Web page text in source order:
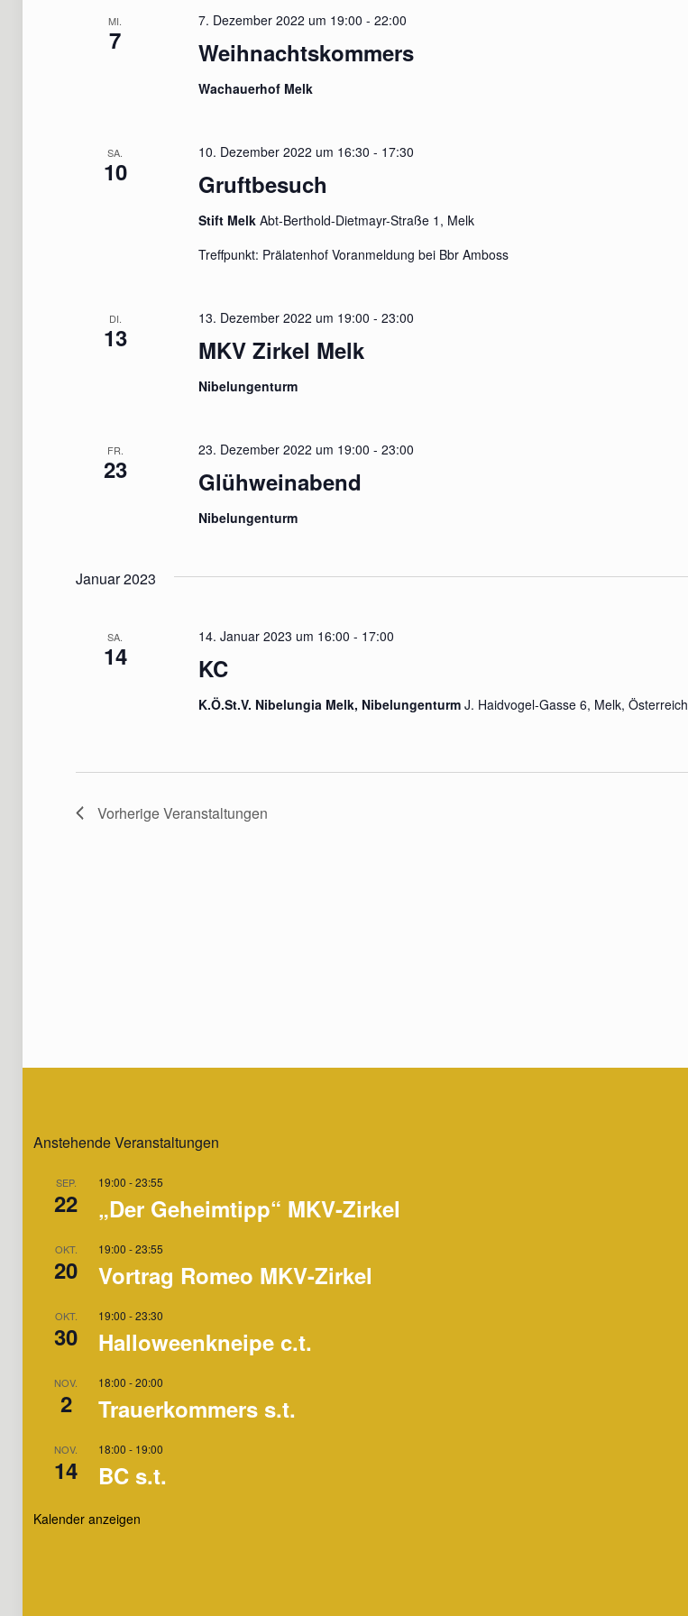
MI.
7 Weihnachtskommers
7. Dezember 2022 um 19:00 - 22:00
Wachauerhof Melk
SA.
10 Gruftbesuch
10. Dezember 2022 um 16:30 - 17:30
Stift Melk Abt-Berthold-Dietmayr-Straße 1, Melk
Treffpunkt: Prälatenhof Voranmeldung bei Bbr Amboss
DI.
13 MKV Zirkel Melk
13. Dezember 2022 um 19:00 - 23:00
Nibelungenturm
FR.
23 Glühweinabend
23. Dezember 2022 um 19:00 - 23:00
Nibelungenturm
Januar 2023
SA.
14 KC
14. Januar 2023 um 16:00 - 17:00
K.Ö.St.V. Nibelungia Melk, Nibelungenturm J. Haidvogel-Gasse 6, Melk, Österreich
VorherigeVeranstaltungen
Anstehende Veranstaltungen
SEP.
22
19:00 -23:55
„Der Geheimtipp“ MKV-Zirkel
OKT.
20
19:00 -23:55
Vortrag Romeo MKV-Zirkel
OKT.
30
19:00 -23:30
Halloweenkneipe c.t.
NOV.
2
18:00 -20:00
Trauerkommers s.t.
NOV.
14
18:00 - 19:00
BC s.t.
Kalender anzeigen